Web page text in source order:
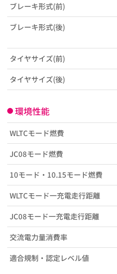
ブレーキ形式(前)
ブレーキ形式(後)
タイヤサイズ(前)
タイヤサイズ(後)
環境性能
WLTCモード燃費
JC08モード燃費
10モード・10.15モード燃費
WLTCモード一充電走行距離
JC08モード一充電走行距離
交流電力量消費率
適合規制・認定レベル値